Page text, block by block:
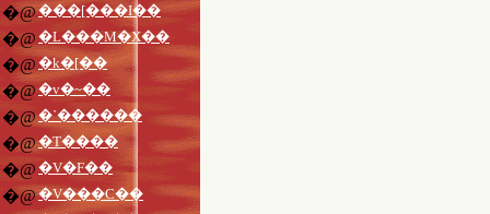
�@���[���I��
�@ �L���M�X��
�@ �k�[��
�@ �v�~��
�@�`������
�@�T����
�@ �V�F��
�@�V���C��